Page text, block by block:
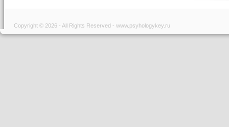
Copyright © 2026 - All Rights Reserved - www.psyhologykey.ru